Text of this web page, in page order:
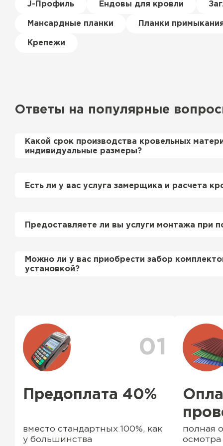
J-Профиль Ендовы для кровли
Мансардные планки Планки
Крепежи
Ответы на популярные
Какой срок производства кровельных
индивидуальные размеры?
профнастила 1-2 дня. Производственные
нам производить более 700 м2 в день.
Есть ли у вас услуга замерщика и расчета
просьбе приедет на объект и сделает
этом стоимость расчета нашим специалистом
Предоставляете ли вы услуги монтажа при
смонтировать Вашу кровлю и забор по
подробно уточняйте у менеджера по телефону.
Можно ли у вас приобрести забор
установкой?
01
Предоплата 40%
вместо стандартных 100%, как
у большинства
полная
осмотра